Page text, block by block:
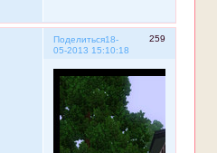
Поделиться 259
18-
05-2013 15:10:18